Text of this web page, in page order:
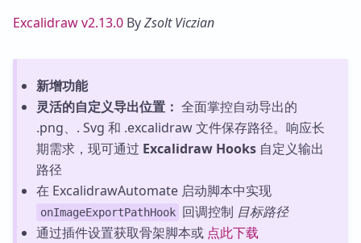
Excalidraw v2.13.0 ByZsolt Viczian
新增功能
灵活的自定义导出位置： 全面掌控自动导出的
.png、. Svg 和 .excalidraw 文件保存路径。响应长
期需求，现可通过 Excalidraw Hooks自定义输出
路径
在 ExcalidrawAutomate 启动脚本中实现
onImageExportPathHook 回调控制 目标路径
通过插件设置获取骨架脚本或 点此下载